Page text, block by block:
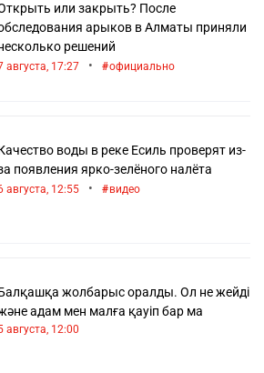
стран, организаций
на природную ситуацию.
программы
компаний постепенно
ситуация
обеспечивать социально-
страны. В результате
и горно-
снижено
или закрыть? После
арыков в Алматы приняли
решений
августа, 17:27 • официально
воды в реке Есиль проверят из-
появления ярко-зелёного налёта
августа, 12:55 • видео
жолбарыс оралды. Ол не жейді
адам мен малға қауіп бар ма
августа, 12:00